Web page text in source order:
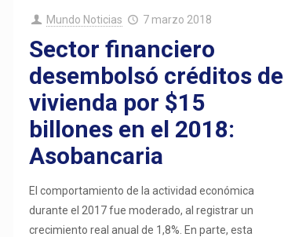
Mundo Noticias 7 marzo 2018
Sector financiero
desembolsó créditos de
vivienda por $15
billones en el 2018:
Asobancaria
El comportamiento de la actividad económica
durante el 2017 fue moderado, al registrar un
crecimiento real anual de 1,8%. En parte, esta